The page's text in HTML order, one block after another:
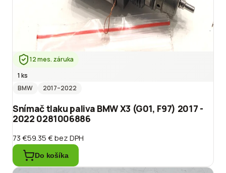
12 mes. záruka
1 ks
BMW
2017–2022
Snímač tlaku paliva BMW X3 (G01, F97) 2017 -
2022 0281006886
73 €59.35 €bez DPH
Do košíka